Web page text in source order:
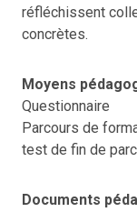
réfléchissent
concrètes.
Moyens
Questionnaire
Parcours de
test de fin de
Documents